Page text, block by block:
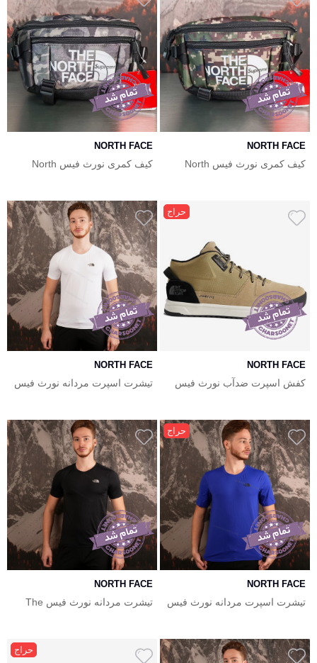
NORTH FACE
کیف کمری نورث فیس North
NORTH FACE
کیف کمری نورث فیس North
حراج
NORTH FACE
کفش اسپرت ضدآب نورث فیس
NORTH FACE
تیشرت اسپرت مردانه نورث فیس
حراج
NORTH FACE
تیشرت اسپرت مردانه نورث فیس
NORTH FACE
تیشرت مردانه نورث فیس The
حراج